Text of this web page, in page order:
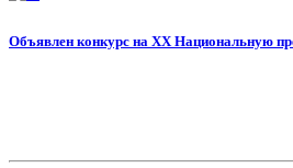
Объявлен конкурс на XX Национальную